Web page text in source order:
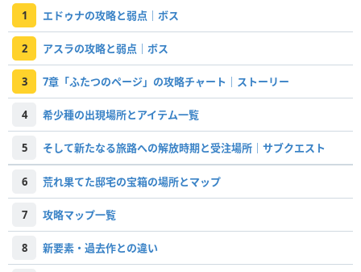
1 エドゥナの攻略と弱点｜ボス
2 アスラの攻略と弱点｜ボス
3 7章「ふたつのページ」の攻略チャート｜ストーリー
4 希少種の出現場所とアイテム一覧
5 そして新たなる旅路への解放時期と受注場所｜サブクエスト
6 荒れ果てた邸宅の宝箱の場所とマップ
7 攻略マップ一覧
8 新要素・過去作との違い